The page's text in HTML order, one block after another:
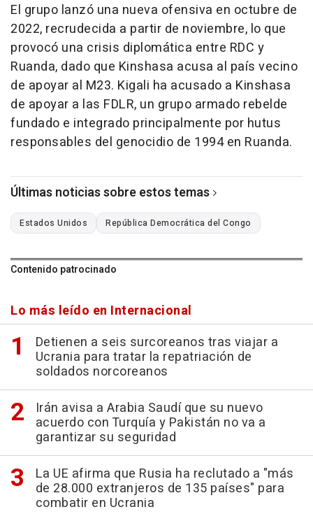
El grupo lanzó una nueva ofensiva en octubre de
2022, recrudecida a partir de noviembre, lo que
provocó una crisis diplomática entre RDC y
Ruanda, dado que Kinshasa acusa al país vecino
de apoyar al M23. Kigali ha acusado a Kinshasa
de apoyar a las FDLR, un grupo armado rebelde
fundado e integrado principalmente por hutus
responsables del genocidio de 1994 en Ruanda.
Últimas noticias sobre estos temas
Estados Unidos República Democrática del Congo
Contenido patrocinado
Lo más leído en Internacional
Detienen a seis surcoreanos tras viajar a
Ucrania para tratar la repatriación de
soldados norcoreanos
Irán avisa a Arabia Saudí que su nuevo
acuerdo con Turquía y Pakistán no va a
garantizar su seguridad
La UE afirma que Rusia ha reclutado a "más
de 28.000 extranjeros de 135 países" para
combatir en Ucrania